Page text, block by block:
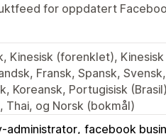
for oppdatert
Kinesisk (forenklet),
Fransk, Spansk,
Koreansk, Portugisisk
Thai, og Norsk (bokmål)
administrator facebook